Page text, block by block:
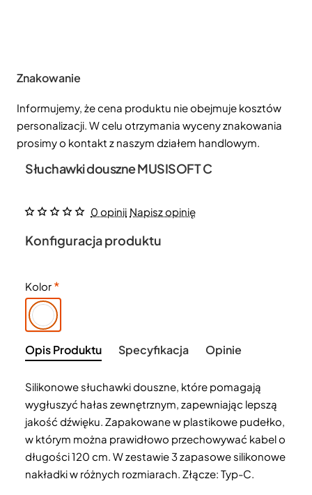
Znakowanie
Informujemy, że cena produktu nie obejmuje kosztów
personalizacji. W celu otrzymania wyceny znakowania
prosimy o kontakt z naszym działem handlowym.
Słuchawki douszne MUSISOFT C
0 opinii Napisz opinię
Konfiguracja produktu
Kolor
Opis Produktu Specyfikacja Opinie
Silikonowe słuchawki douszne, które pomagają
wygłuszyć hałas zewnętrznym, zapewniając lepszą
jakość dźwięku. Zapakowane w plastikowe pudełko,
w którym można prawidłowo przechowywać kabel o
długości 120 cm. W zestawie 3 zapasowe silikonowe
nakładki w różnych rozmiarach. Złącze: Typ-C.